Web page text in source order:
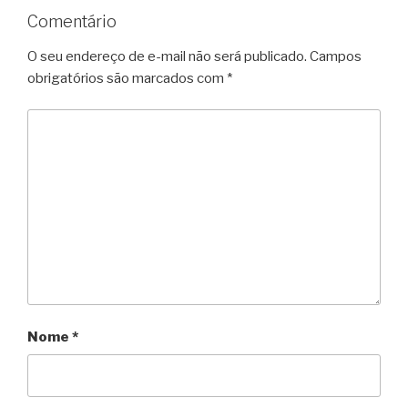
Comentário
O seu endereço de e-mail não será publicado. Campos
obrigatórios são marcados com *
Nome *